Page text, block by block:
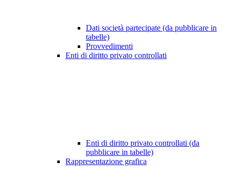
Dati società partecipate (da pubblicare in
tabelle)
Provvedimenti
Enti di diritto privato controllati
Enti di diritto privato controllati (da
pubblicare in tabelle)
Rappresentazione grafica